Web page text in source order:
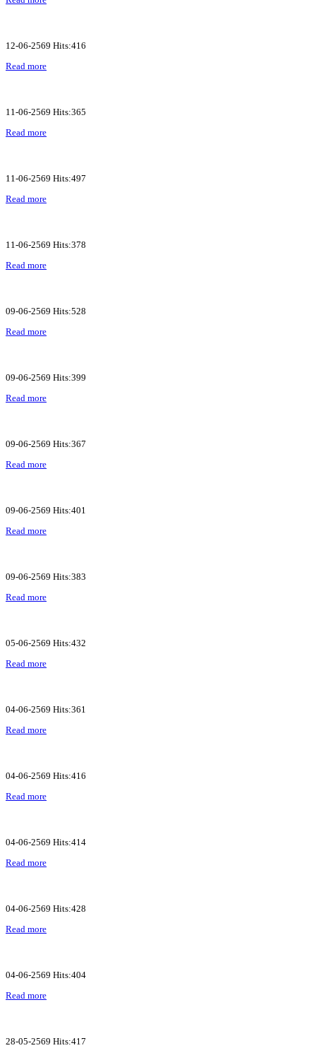
12-06-2569 Hits:416
Read more
11-06-2569 Hits:365
Read more
11-06-2569 Hits:497
Read more
11-06-2569 Hits:378
Read more
09-06-2569 Hits:528
Read more
09-06-2569 Hits:399
Read more
09-06-2569 Hits:367
Read more
09-06-2569 Hits:401
Read more
09-06-2569 Hits:383
Read more
05-06-2569 Hits:432
Read more
04-06-2569 Hits:361
Read more
04-06-2569 Hits:416
Read more
04-06-2569 Hits:414
Read more
04-06-2569 Hits:428
Read more
04-06-2569 Hits:404
Read more
28-05-2569 Hits:417